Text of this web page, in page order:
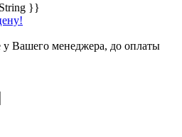
}}
у Вашего менеджера, до оплаты